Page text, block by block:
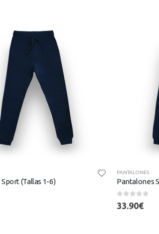
(Tallas 1-6)
PANTALONES
Pantalones
33.90€